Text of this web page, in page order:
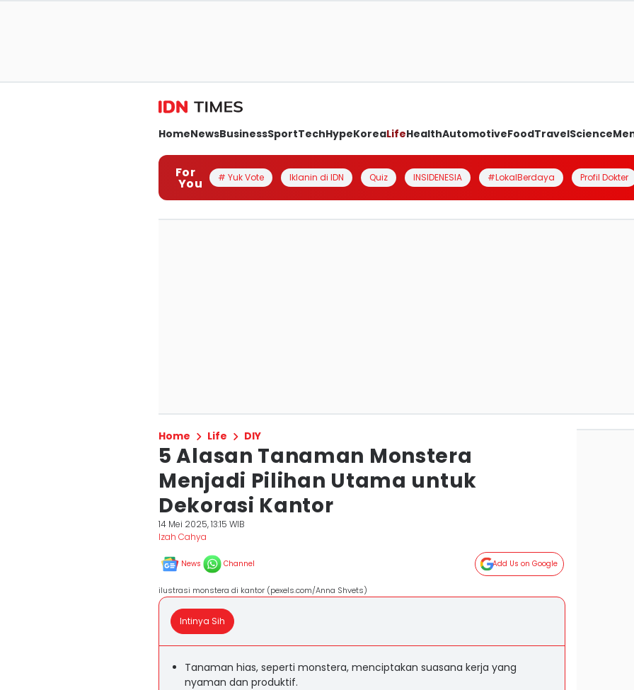
HomeNewsBusinessSportTechHypeKoreaLifeHealthAutomotiveFoodTravelScience
For
You # Yuk Vote Iklanin di IDN Quiz INSIDENESIA #LokalBerdaya Profil Dokter
Home Life DIY
5 Alasan Tanaman Monstera
Menjadi Pilihan Utama untuk
Dekorasi Kantor
14 Mei 2025, 13:15 WIB
Izah Cahya
News Channel Add Us on Google
ilustrasi monstera di kantor (pexels.com/Anna Shvets)
Intinya Sih
Tanaman hias, seperti monstera, menciptakan suasana kerja yang
nyaman dan produktif.